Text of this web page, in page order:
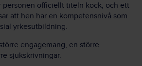
personen officiellt titeln kock, och ett
att hen har en kompetensnivå som
yrkesutbildning.
engagemang, en större
sjukskrivningar.